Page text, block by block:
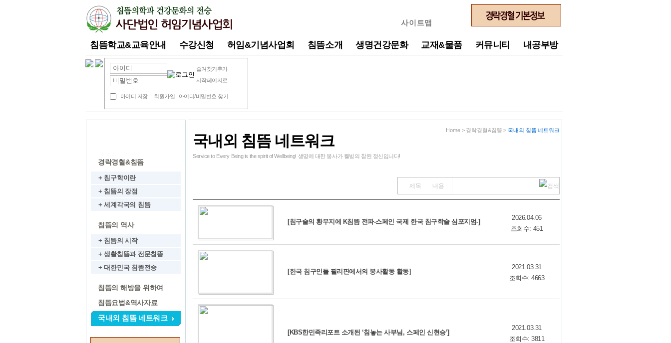
사이트맵
침뜸학교&교육안내 수강신청 허임&기념사업회 침뜸소개 생명건강문화 교재&물품 커뮤니티 내공부방
즐겨찾기추가
시작페이지로
아이디 저장 회원가입 아이디/비밀번호 찾기
경락경혈&침뜸
+ 침구학이란
+ 침뜸의 장점
+ 세계각국의 침뜸
침뜸의 역사
+ 침뜸의 시작
+ 생활침뜸과 전문침뜸
+ 대한민국 침뜸전승
침뜸의 해방을 위하여
침뜸요법&역사자료
국내외 침뜸 네트워크
국내외 침뜸 네트워크
Service to Every Being is the spirit of Wellbeing! 생명에 대한 봉사가 웰빙의 참된 정신입니다!
Home > 경락경혈&침뜸 > 국내외 침뜸 네트워크
제목 내용
[침구술의 황무지에 K침뜸 전파-스페인 국제 한국 침구학술 심포지엄-]
2026.04.06
조회수: 451
[한국 침구인들 필리핀에서의 봉사활동 활동]
2021.03.31
조회수: 4663
[KBS한민족리포트 소개된 ‘침놓는 사부님, 스페인 신현승’]
2021.03.31
조회수: 3811